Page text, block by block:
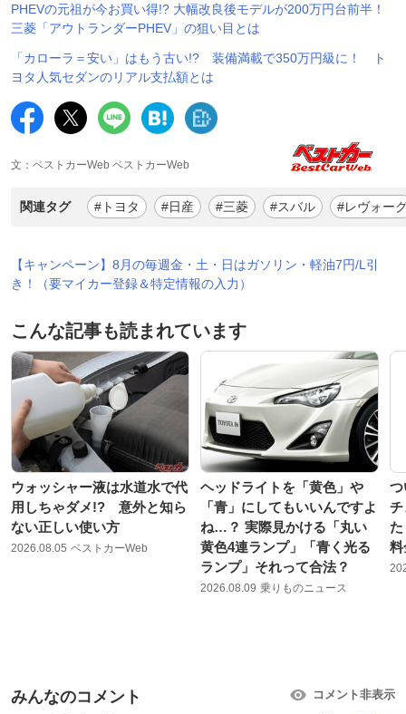
PHEVの元祖が今お買い得!? 大幅改良後モデルが200万円台前半！
三菱「アウトランダーPHEV」の狙い目とは
「カローラ＝安い」はもう古い!? 装備満載で350万円級に！ ト
ヨタ人気セダンのリアル支払額とは
文：ベストカーWeb ベストカーWeb
関連タグ #トヨタ #日産 #三菱 #スバル #レヴォー
【キャンペーン】8月の毎週金・土・日はガソリン・軽油7円/L引
き！（要マイカー登録＆特定情報の入力）
こんな記事も読まれています
ウォッシャー液は水道水で代
用しちゃダメ!? 意外と知ら
ない正しい使い方
2026.08.05 ベストカーWeb
ヘッドライトを「黄色」や
「青」にしてもいいんですよ
ね…？ 実際見かける「丸い
黄色4連ランプ」「青く光る
ランプ」それって合法？
2026.08.09 乗りものニュース
つ
チ
料
みんなのコメント コメント非表示